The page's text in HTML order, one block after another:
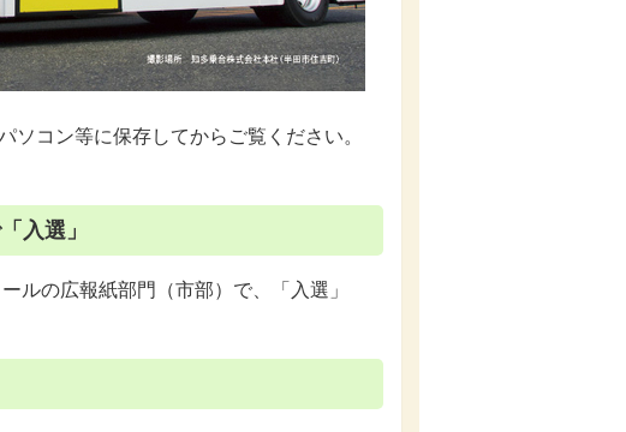
コン等に保存してからご覧ください。
入選」
ルの広報紙部門（市部）で、「入選」